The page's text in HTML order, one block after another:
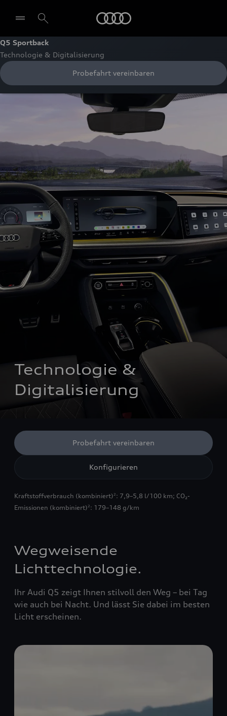
Q5 Sportback
Technologie & Digitalisierung
Probefahrt vereinbaren
Technologie &
Digitalisierung
Probefahrt vereinbaren
Konfigurieren
Kraftstoffverbrauch (kombiniert)2 : 7,9–5,8 l/100 km; CO₂-
Emissionen (kombiniert) 2 : 179–148 g/km
Wegweisende
Lichttechnologie.
Ihr Audi Q5 zeigt Ihnen stilvoll den Weg – bei Tag
wie auch bei Nacht. Und lässt Sie dabei im besten
Licht erscheinen.